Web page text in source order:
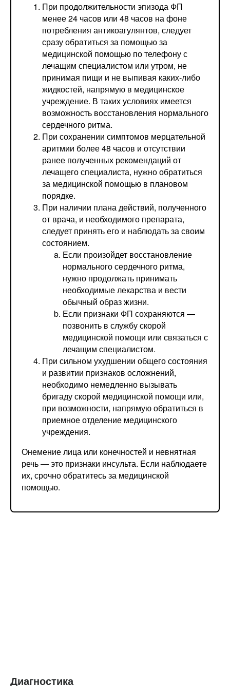
При продолжительности эпизода ФП
менее 24 часов или 48 часов на фоне
потребления антикоагулянтов, следует
сразу обратиться за помощью за
медицинской помощью по телефону с
лечащим специалистом или утром, не
принимая пищи и не выпивая каких-либо
жидкостей, напрямую в медицинское
учреждение. В таких условиях имеется
возможность восстановления нормального
сердечного ритма.
При сохранении симптомов мерцательной
аритмии более 48 часов и отсутствии
ранее полученных рекомендаций от
лечащего специалиста, нужно обратиться
за медицинской помощью в плановом
порядке.
При наличии плана действий, полученного
от врача, и необходимого препарата,
следует принять его и наблюдать за своим
состоянием.
Если произойдет восстановление
нормального сердечного ритма,
нужно продолжать принимать
необходимые лекарства и вести
обычный образ жизни.
Если признаки ФП сохраняются —
позвонить в службу скорой
медицинской помощи или связаться с
лечащим специалистом.
При сильном ухудшении общего состояния
и развитии признаков осложнений,
необходимо немедленно вызывать
бригаду скорой медицинской помощи или,
при возможности, напрямую обратиться в
приемное отделение медицинского
учреждения.
Онемение лица или конечностей и невнятная
речь — это признаки инсульта. Если наблюдаете
их, срочно обратитесь за медицинской
помощью.
Диагностика